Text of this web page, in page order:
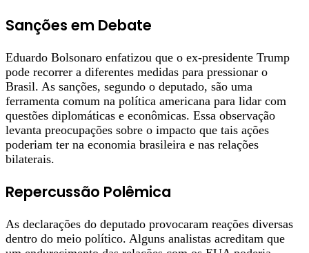
Sanções em Debate
Eduardo Bolsonaro enfatizou que o ex-presidente Trump
pode recorrer a diferentes medidas para pressionar o
Brasil. As sanções, segundo o deputado, são uma
ferramenta comum na política americana para lidar com
questões diplomáticas e econômicas. Essa observação
levanta preocupações sobre o impacto que tais ações
poderiam ter na economia brasileira e nas relações
bilaterais.
Repercussão Polêmica
As declarações do deputado provocaram reações diversas
dentro do meio político. Alguns analistas acreditam que